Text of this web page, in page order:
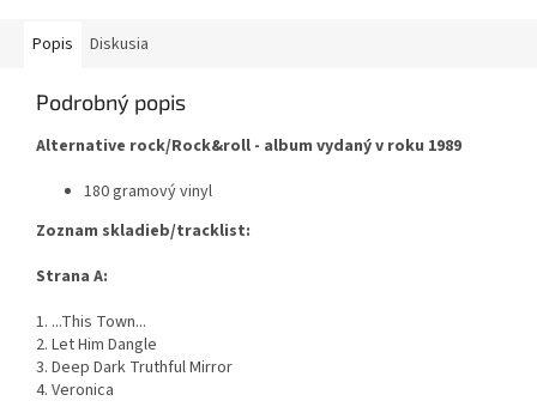
Popis Diskusia
Podrobný popis
Alternative rock/Rock&roll - album vydaný v roku 1989
180 gramový vinyl
Zoznam skladieb/tracklist:
Strana A:
1. ...This Town...
2. Let Him Dangle
3. Deep Dark Truthful Mirror
4. Veronica